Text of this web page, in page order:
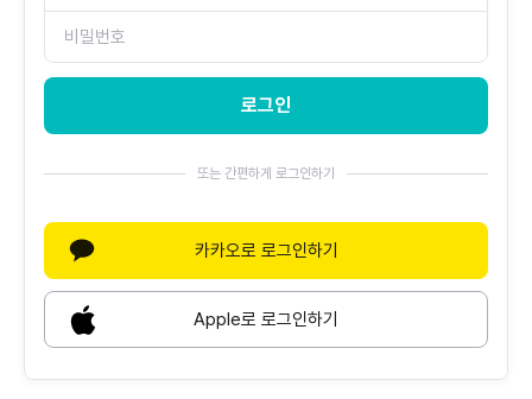
로그인
또는 간편하게 로그인하기
카카오로 로그인하기
Apple로 로그인하기